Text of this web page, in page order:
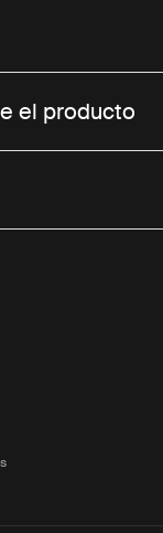
el producto
Facebook
on Instagram
Thule on